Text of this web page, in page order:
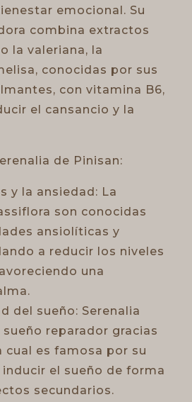
emocional. Su
combina extractos
la valeriana, la
conocidas por sus
con vitamina B6,
el cansancio y la
de Pinisan:
y la ansiedad: La
son conocidas
ansiolíticas y
a reducir los niveles
una
del sueño: Serenalia
reparador gracias
cual es famosa por su
el sueño de forma
secundarios.